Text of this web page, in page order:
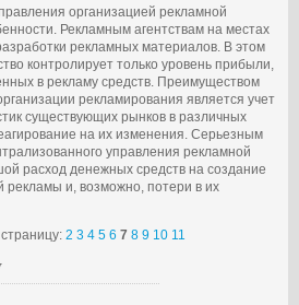
организацией рекламной
Рекламным агентствам на местах
рекламных материалов. В этом
контролирует только уровень прибыли,
в рекламу средств. Преимуществом
рекламирования является учет
существующих рынков в различных
на их изменения. Серьезным
управления рекламной
расход денежных средств на создание
рекламы и, возможно, потери в их
2 3 4 5 6 7 8 9 10 11